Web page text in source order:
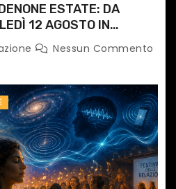
ESTATE: DA
12 AGOSTO IN
TORNANO LE MUSIC
Nessun Commento